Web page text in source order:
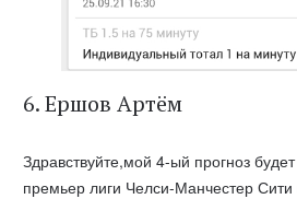
6. Ершов Артём
Здравствуйте,мой 4-ый прогноз
премьер лиги Челси-Манчестер Сити